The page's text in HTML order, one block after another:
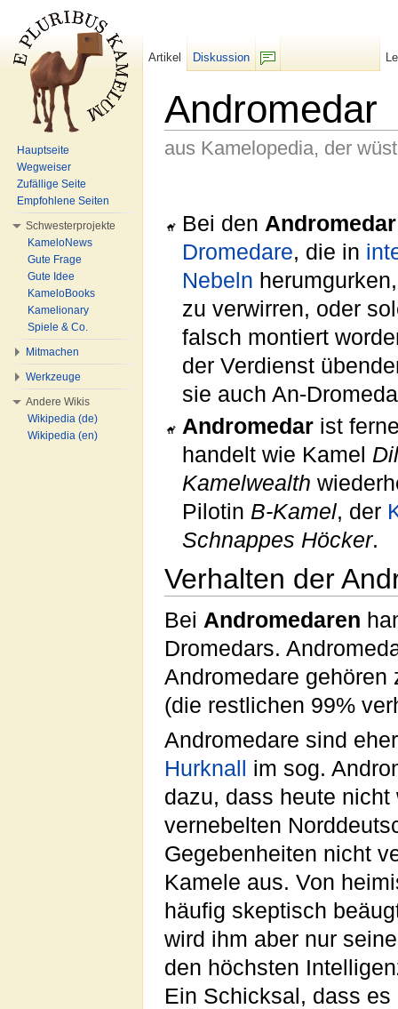
Andromedar
aus Kamelopedia, der
Bei den Andromedar
Dromedare, die in
Nebeln
zu verwirren, oder
falsch montiert
der Verdienst
sie auch An-
Andromedar ist
handelt wie Kamel
Kamelwealth
Pilotin B-Kamel, der
Schnappes Höcker.
Verhalten der
Bei Andromedaren
Dromedars.
Andromedare gehören
(die restlichen 99%
Andromedare sind
Hurknall im sog.
dazu, dass heute
vernebelten
Gegebenheiten nicht
Kamele aus. Von
häufig skeptisch
wird ihm aber nur
den höchsten
Ein Schicksal, dass
Artikel
Diskussion
Hauptseite
Wegweiser
Zufällige Seite
Empfohlene Seiten
Schwesterprojekte
KameloNews
Gute Frage
Gute Idee
KameloBooks
Kamelionary
Spiele & Co.
Mitmachen
Werkzeuge
Andere Wikis
Wikipedia (de)
Wikipedia (en)